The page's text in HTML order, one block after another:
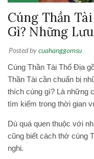
Cúng Thần
Gì? Những
Posted bycuahanggomsu
Cúng Thần Tài Thổ Địa
Thần Tài cần chuẩn bị
thích cúng gì? Là những
tìm kiếm trong thời gian
Dù quá quen thuộc với
cũng biết cách thờ cúng
nghi.